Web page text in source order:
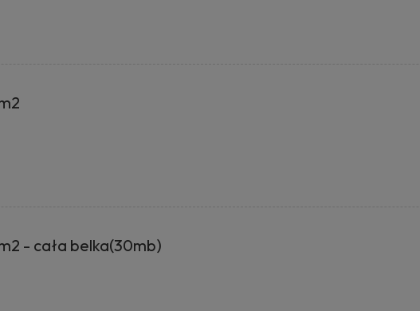
- cała belka(30mb)